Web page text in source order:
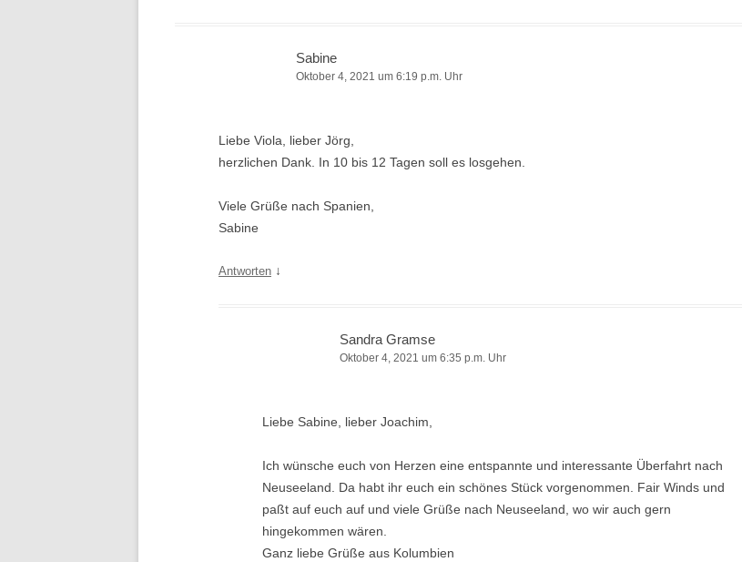
Sabine
Oktober 4, 2021 um 6:19 p.m. Uhr
Liebe Viola, lieber Jörg,
herzlichen Dank. In 10 bis 12 Tagen soll es losgehen.
Viele Grüße nach Spanien,
Sabine
Antworten ↓
Sandra Gramse
Oktober 4, 2021 um 6:35 p.m. Uhr
Liebe Sabine, lieber Joachim,
Ich wünsche euch von Herzen eine entspannte und interessante Überfahrt nach
Neuseeland. Da habt ihr euch ein schönes Stück vorgenommen. Fair Winds und
paßt auf euch auf und viele Grüße nach Neuseeland, wo wir auch gern
hingekommen wären.
Ganz liebe Grüße aus Kolumbien